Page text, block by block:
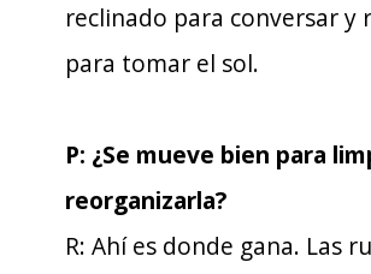
reclinado para conversar y
para tomar el sol.
P: ¿Se mueve bien para
reorganizarla?
R: Ahí es donde gana. Las